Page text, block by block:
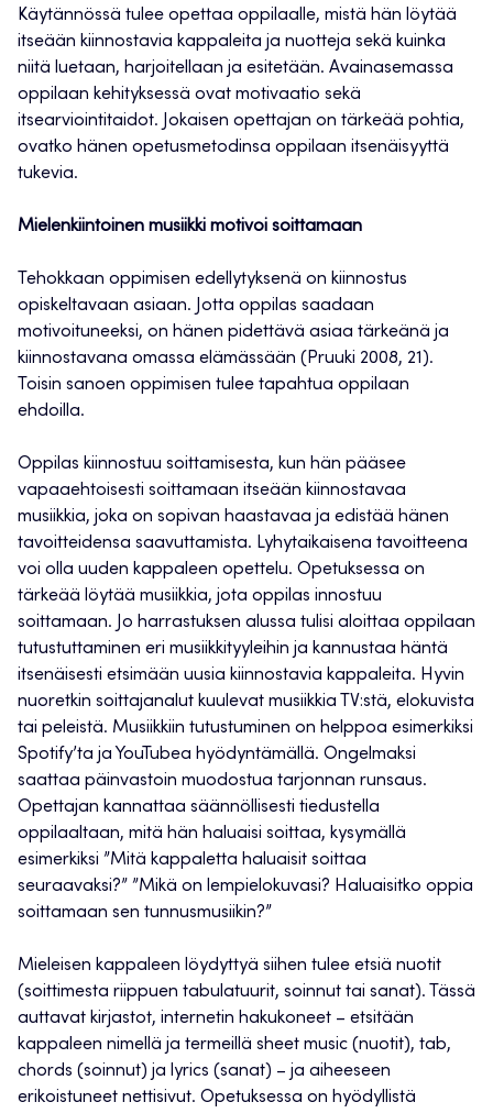
Käytännössä tulee opettaa oppilaalle, mistä hän löytää
itseään kiinnostavia kappaleita ja nuotteja sekä kuinka
niitä luetaan, harjoitellaan ja esitetään. Avainasemassa
oppilaan kehityksessä ovat motivaatio sekä
itsearviointitaidot. Jokaisen opettajan on tärkeää pohtia,
ovatko hänen opetusmetodinsa oppilaan itsenäisyyttä
tukevia.
Mielenkiintoinen musiikki motivoi soittamaan
Tehokkaan oppimisen edellytyksenä on kiinnostus
opiskeltavaan asiaan. Jotta oppilas saadaan
motivoituneeksi, on hänen pidettävä asiaa tärkeänä ja
kiinnostavana omassa elämässään (Pruuki 2008, 21).
Toisin sanoen oppimisen tulee tapahtua oppilaan
ehdoilla.
Oppilas kiinnostuu soittamisesta, kun hän pääsee
vapaaehtoisesti soittamaan itseään kiinnostavaa
musiikkia, joka on sopivan haastavaa ja edistää hänen
tavoitteidensa saavuttamista. Lyhytaikaisena tavoitteena
voi olla uuden kappaleen opettelu. Opetuksessa on
tärkeää löytää musiikkia, jota oppilas innostuu
soittamaan. Jo harrastuksen alussa tulisi aloittaa oppilaan
tutustuttaminen eri musiikkityyleihin ja kannustaa häntä
itsenäisesti etsimään uusia kiinnostavia kappaleita. Hyvin
nuoretkin soittajanalut kuulevat musiikkia TV:stä, elokuvista
tai peleistä. Musiikkiin tutustuminen on helppoa esimerkiksi
Spotify’ta ja YouTubea hyödyntämällä. Ongelmaksi
saattaa päinvastoin muodostua tarjonnan runsaus.
Opettajan kannattaa säännöllisesti tiedustella
oppilaaltaan, mitä hän haluaisi soittaa, kysymällä
esimerkiksi ”Mitä kappaletta haluaisit soittaa
seuraavaksi?” ”Mikä on lempielokuvasi? Haluaisitko oppia
soittamaan sen tunnusmusiikin?”
Mieleisen kappaleen löydyttyä siihen tulee etsiä nuotit
(soittimesta riippuen tabulatuurit, soinnut tai sanat). Tässä
auttavat kirjastot, internetin hakukoneet – etsitään
kappaleen nimellä ja termeillä sheet music (nuotit), tab,
chords (soinnut) ja lyrics (sanat) – ja aiheeseen
erikoistuneet nettisivut. Opetuksessa on hyödyllistä